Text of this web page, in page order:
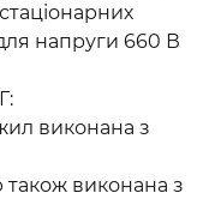
напруги 660 В
виконана з
виконана з